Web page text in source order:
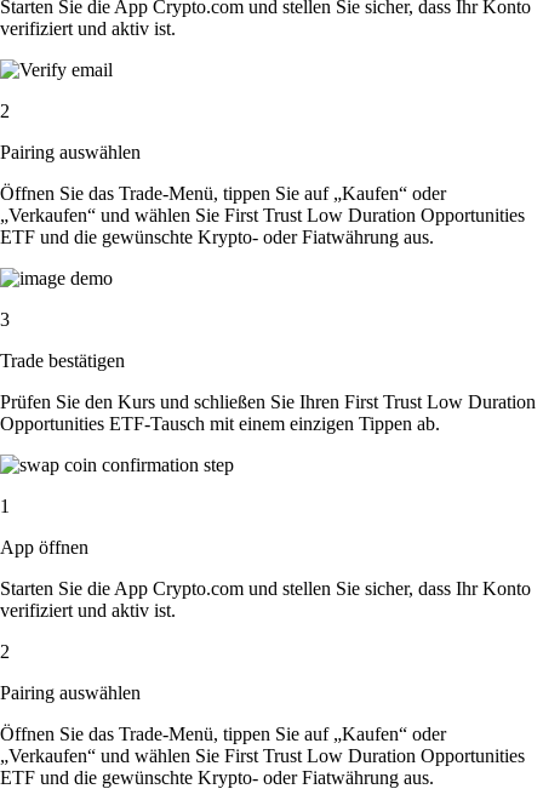
Starten Sie die App Crypto.com und stellen Sie sicher, dass Ihr Konto
verifiziert und aktiv ist.
2
Pairing auswählen
Öffnen Sie das Trade-Menü, tippen Sie auf „Kaufen“ oder
„Verkaufen“ und wählen Sie First Trust Low Duration Opportunities
ETF und die gewünschte Krypto- oder Fiatwährung aus.
3
Trade bestätigen
Prüfen Sie den Kurs und schließen Sie Ihren First Trust Low Duration
Opportunities ETF-Tausch mit einem einzigen Tippen ab.
1
App öffnen
Starten Sie die App Crypto.com und stellen Sie sicher, dass Ihr Konto
verifiziert und aktiv ist.
2
Pairing auswählen
Öffnen Sie das Trade-Menü, tippen Sie auf „Kaufen“ oder
„Verkaufen“ und wählen Sie First Trust Low Duration Opportunities
ETF und die gewünschte Krypto- oder Fiatwährung aus.